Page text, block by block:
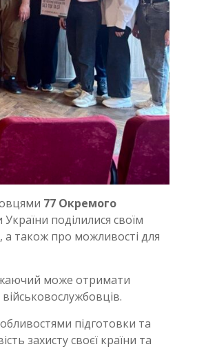
77 Окремого
України поділилися своїм
а також про можливості для
може отримати
підготовки та
захисту своєї країни та